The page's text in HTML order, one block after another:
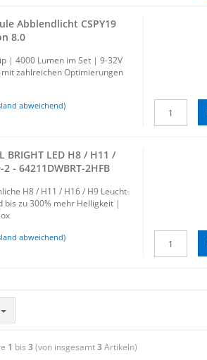
Ab­blend­licht CSPY19
8.0
| 4000 Lumen im Set | 9-32V
zahl­rei­chen Op­ti­mie­run­gen
abweichend)
BRIGHT LED H8 / H11 /
- 64211DWBRT-​​2HFB
H8 / H11 / H16 / H9 Leucht­
zu 300% mehr Hel­lig­keit |
abweichend)
1 bis 3(von insgesamt3Artikeln)